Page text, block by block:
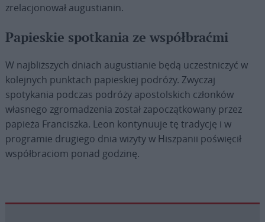
zrelacjonował augustianin.
Papieskie spotkania ze współbraćmi
W najbliższych dniach augustianie będą uczestniczyć w
kolejnych punktach papieskiej podróży. Zwyczaj
spotykania podczas podróży apostolskich członków
własnego zgromadzenia został zapoczątkowany przez
papieża Franciszka. Leon kontynuuje tę tradycję i w
programie drugiego dnia wizyty w Hiszpanii poświęcił
współbraciom ponad godzinę.